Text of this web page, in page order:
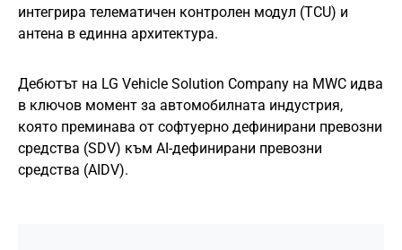
интегрира телематичен контролен модул (TCU) и
антена в единна архитектура.
Дебютът на LG Vehicle Solution Company на MWC идва
в ключов момент за автомобилната индустрия,
която преминава от софтуерно дефинирани превозни
средства (SDV) към AI-дефинирани превозни
средства (AIDV).